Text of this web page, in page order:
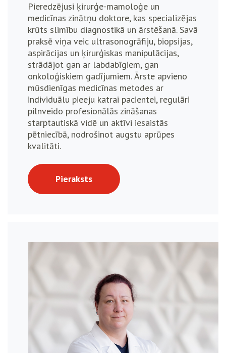
Pieredzējusi ķirurģe-mamoloģe un
medicīnas zinātņu doktore, kas specializējas
krūts slimību diagnostikā un ārstēšanā. Savā
praksē viņa veic ultrasonogrāfiju, biopsijas,
aspirācijas un ķirurģiskas manipulācijas,
strādājot gan ar labdabīgiem, gan
onkoloģiskiem gadījumiem. Ārste apvieno
mūsdienīgas medicīnas metodes ar
individuālu pieeju katrai pacientei, regulāri
pilnveido profesionālās zināšanas
starptautiskā vidē un aktīvi iesaistās
pētniecībā, nodrošinot augstu aprūpes
kvalitāti.
Pieraksts